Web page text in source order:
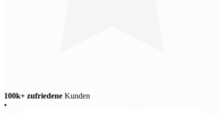
100k+ zufriedene Kunden
•